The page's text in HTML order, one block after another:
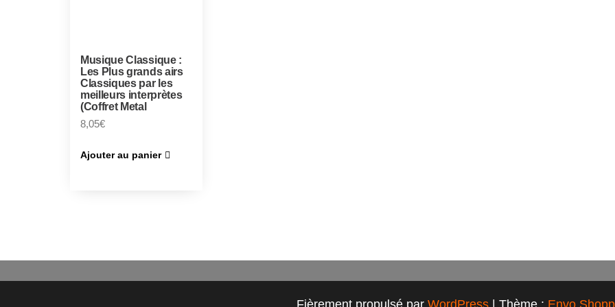
Musique Classique :
Les Plus grands airs
Classiques par les
meilleurs interprètes
(Coffret Metal
8,05€
Ajouter au panier